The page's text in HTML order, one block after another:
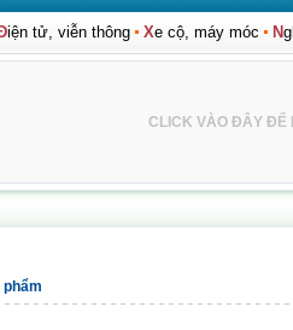
iện tử, viễn thông Xe cộ, máy móc N
CLICK VÀO ĐÂY ĐỂ
phẩm